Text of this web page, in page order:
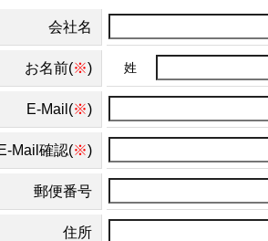
会社名
お名前(※) 姓
E-Mail(※)
E-Mail確認(※)
郵便番号
住所